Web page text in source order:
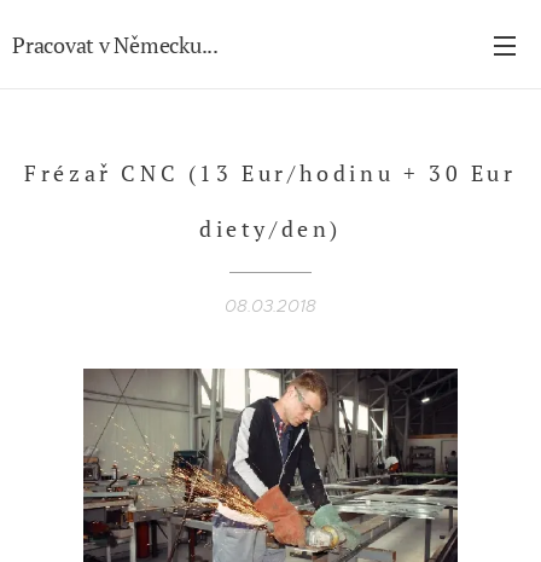
Pracovat v Německu...
Frézař CNC (13 Eur/hodinu + 30 Eur
diety/den)
08.03.2018